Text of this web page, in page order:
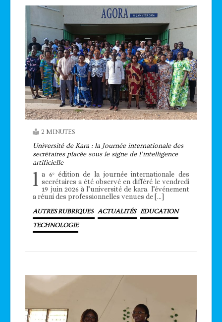
2 MINUTES
Université de Kara : la Journée internationale des
secrétaires placée sous le signe de l’intelligence
artificielle
l a 6ᵉ édition de la journée internationale des
secrétaires a été observé en différé le vendredi
19 juin 2026 à l’université de kara. l’événement
a réuni des professionnelles venues de […]
AUTRES RUBRIQUES ACTUALITÉS EDUCATION
TECHNOLOGIE